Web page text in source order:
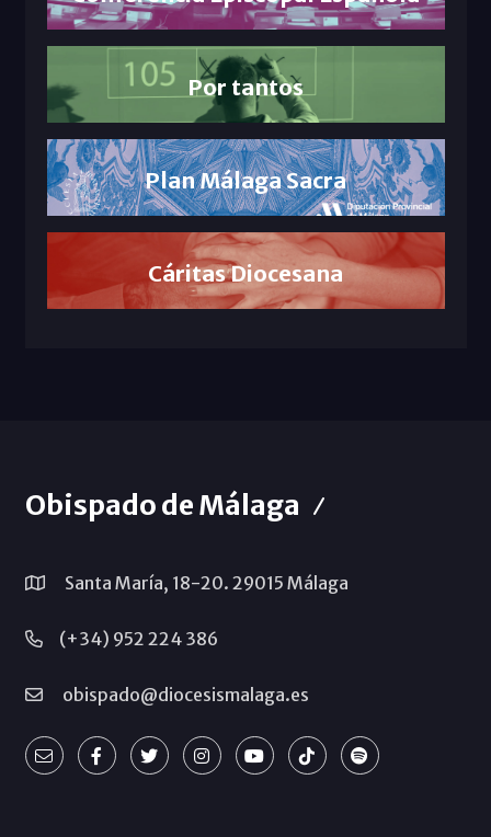
Por tantos
Plan Málaga Sacra
Cáritas Diocesana
Obispado de Málaga
Santa María, 18-20. 29015 Málaga
(+34) 952 224 386
obispado@diocesismalaga.es